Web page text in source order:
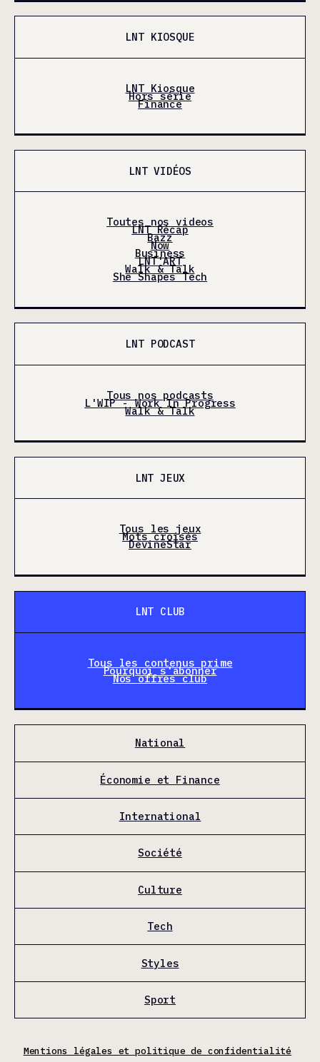
LNT KIOSQUE
LNT Kiosque
Hors série
Finance
LNT VIDÉOS
Toutes nos videos
LNT Récap
Bazz
Now
Business
LNT'ART
Walk & Talk
She Shapes Tech
LNT PODCAST
Tous nos podcasts
L'WIP - Work In Progress
Walk & Talk
LNT JEUX
Tous les jeux
Mots croisés
DevineStar
LNT CLUB
Tous les contenus prime
Pourquoi s'abonner
Nos offres club
National
Économie et Finance
International
Société
Culture
Tech
Styles
Sport
Mentions légales et politique de confidentialité